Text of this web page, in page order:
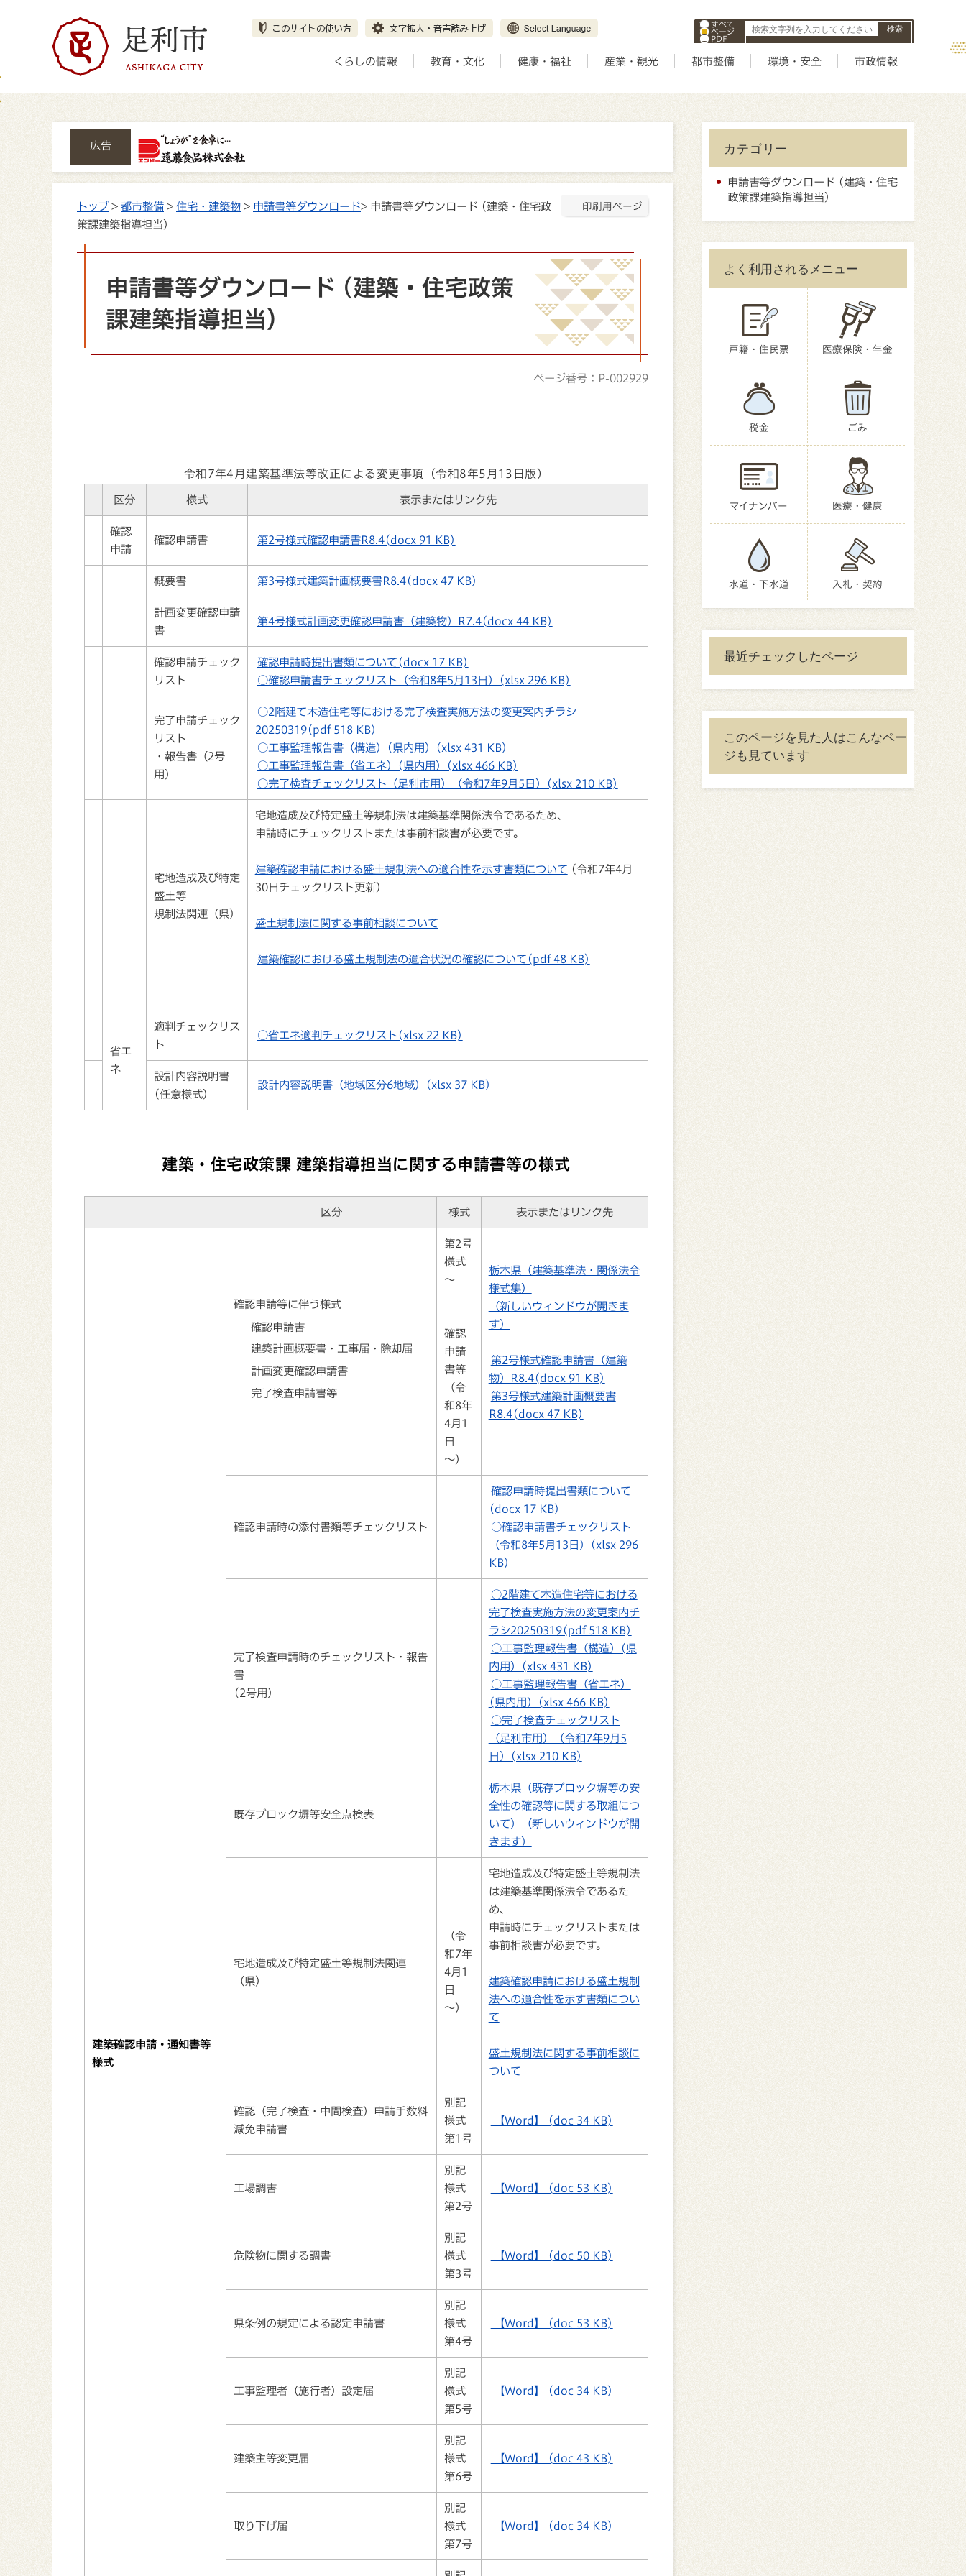
すべて
ページ
PDF
ID
くらしの情報 教育・文化 健康・福祉 産業・観光 都市整備 環境・安全 市政情報
広告
印刷用ページ
トップ> 都市整備 > 住宅・建築物 > 申請書等ダウンロード> 申請書等ダウンロード (建築・住宅政
策課建築指導担当）
申請書等ダウンロード (建築・住宅政策
課建築指導担当）
ページ番号：P-002929
令和7年4月建築基準法等改正による変更事項（令和8年5月13日版）
区分 様式 表示またはリンク先
確認
申請
確認申請書 第2号様式確認申請書R8.4(docx 91 KB)
概要書 第3号様式建築計画概要書R8.4(docx 47 KB)
計画変更確認申請
書
第4号様式計画変更確認申請書（建築物）R7.4(docx 44 KB)
確認申請チェック
リスト
確認申請時提出書類について(docx 17 KB)
○確認申請書チェックリスト（令和8年5月13日）(xlsx 296 KB)
完了申請チェック
リスト
・報告書（2号
用）
○2階建て木造住宅等における完了検査実施方法の変更案内チラシ
20250319(pdf 518 KB)
○工事監理報告書（構造）(県内用）(xlsx 431 KB)
○工事監理報告書（省エネ）(県内用）(xlsx 466 KB)
○完了検査チェックリスト（足利市用）（令和7年9月5日）(xlsx 210 KB)
宅地造成及び特定
盛土等
規制法関連（県)
宅地造成及び特定盛土等規制法は建築基準関係法令であるため、
申請時にチェックリストまたは事前相談書が必要です。
建築確認申請における盛土規制法への適合性を示す書類について (令和7年4月
30日チェックリスト更新）
盛土規制法に関する事前相談について
建築確認における盛土規制法の適合状況の確認について(pdf 48 KB)
省エ
ネ
適判チェックリス
ト
○省エネ適判チェックリスト(xlsx 22 KB)
設計内容説明書
(任意様式）
設計内容説明書（地域区分6地域）(xlsx 37 KB)
建築・住宅政策課 建築指導担当に関する申請書等の様式
区分 様式 表示またはリンク先
建築確認申請・通知書等
様式
確認申請等に伴う様式
確認申請書
建築計画概要書・工事届・除却届
計画変更確認申請書
完了検査申請書等
第2号
様式
～
確認
申請
書等
（令
和8年
4月1
日
～）
栃木県（建築基準法・関係法令
様式集）
（新しいウィンドウが開きま
す）
第2号様式確認申請書（建築
物）R8.4(docx 91 KB)
第3号様式建築計画概要書
R8.4(docx 47 KB)
確認申請時の添付書類等チェックリスト
確認申請時提出書類について
(docx 17 KB)
○確認申請書チェックリスト
（令和8年5月13日）(xlsx 296
KB)
完了検査申請時のチェックリスト・報告
書
(2号用）
○2階建て木造住宅等における
完了検査実施方法の変更案内チ
ラシ20250319(pdf 518 KB)
○工事監理報告書（構造）(県
内用）(xlsx 431 KB)
○工事監理報告書（省エネ）
(県内用）(xlsx 466 KB)
○完了検査チェックリスト
（足利市用）（令和7年9月5
日）(xlsx 210 KB)
既存ブロック塀等安全点検表
栃木県（既存ブロック塀等の安
全性の確認等に関する取組につ
いて）（新しいウィンドウが開
きます）
宅地造成及び特定盛土等規制法関連
（県)
（令
和7年
4月1
日
～）
宅地造成及び特定盛土等規制法
は建築基準関係法令であるた
め、
申請時にチェックリストまたは
事前相談書が必要です。
建築確認申請における盛土規制
法への適合性を示す書類につい
て
盛土規制法に関する事前相談に
ついて
確認（完了検査・中間検査）申請手数料
減免申請書
別記
様式
第1号
【Word】 (doc 34 KB)
工場調書
別記
様式
第2号
【Word】 (doc 53 KB)
危険物に関する調書
別記
様式
第3号
【Word】 (doc 50 KB)
県条例の規定による認定申請書
別記
様式
第4号
【Word】 (doc 53 KB)
工事監理者（施行者）設定届
別記
様式
第5号
【Word】 (doc 34 KB)
建築主等変更届
別記
様式
第6号
【Word】 (doc 43 KB)
取り下げ届
別記
様式
第7号
【Word】 (doc 34 KB)
カテゴリー
申請書等ダウンロード (建築・住宅
政策課建築指導担当）
よく利用されるメニュー
戸籍・住民票 医療保険・年金
税金 ごみ
マイナンバー 医療・健康
水道・下水道 入札・契約
最近チェックしたページ
このページを見た人はこんなペー
ジも見ています